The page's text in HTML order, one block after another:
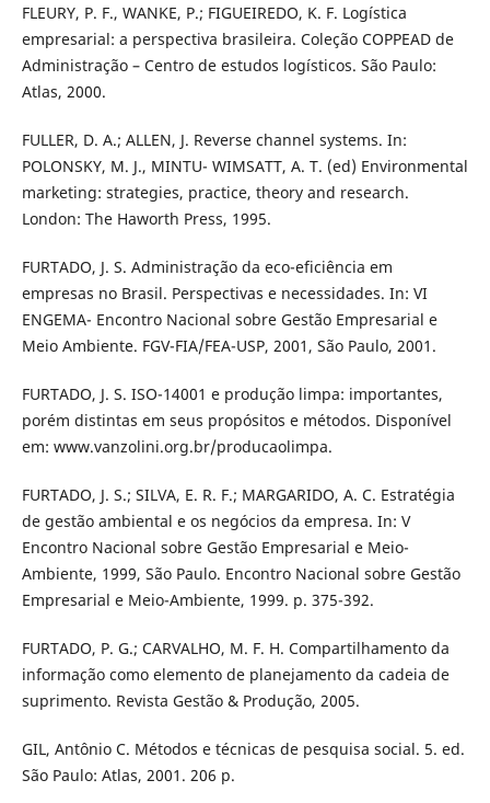
FLEURY, P. F., WANKE, P.; FIGUEIREDO, K. F. Logística
empresarial: a perspectiva brasileira. Coleção COPPEAD de
Administração – Centro de estudos logísticos. São Paulo:
Atlas, 2000.
FULLER, D. A.; ALLEN, J. Reverse channel systems. In:
POLONSKY, M. J., MINTU- WIMSATT, A. T. (ed) Environmental
marketing: strategies, practice, theory and research.
London: The Haworth Press, 1995.
FURTADO, J. S. Administração da eco-eficiência em
empresas no Brasil. Perspectivas e necessidades. In: VI
ENGEMA- Encontro Nacional sobre Gestão Empresarial e
Meio Ambiente. FGV-FIA/FEA-USP, 2001, São Paulo, 2001.
FURTADO, J. S. ISO-14001 e produção limpa: importantes,
porém distintas em seus propósitos e métodos. Disponível
em: www.vanzolini.org.br/producaolimpa.
FURTADO, J. S.; SILVA, E. R. F.; MARGARIDO, A. C. Estratégia
de gestão ambiental e os negócios da empresa. In: V
Encontro Nacional sobre Gestão Empresarial e Meio-
Ambiente, 1999, São Paulo. Encontro Nacional sobre Gestão
Empresarial e Meio-Ambiente, 1999. p. 375-392.
FURTADO, P. G.; CARVALHO, M. F. H. Compartilhamento da
informação como elemento de planejamento da cadeia de
suprimento. Revista Gestão & Produção, 2005.
GIL, Antônio C. Métodos e técnicas de pesquisa social. 5. ed.
São Paulo: Atlas, 2001. 206 p.